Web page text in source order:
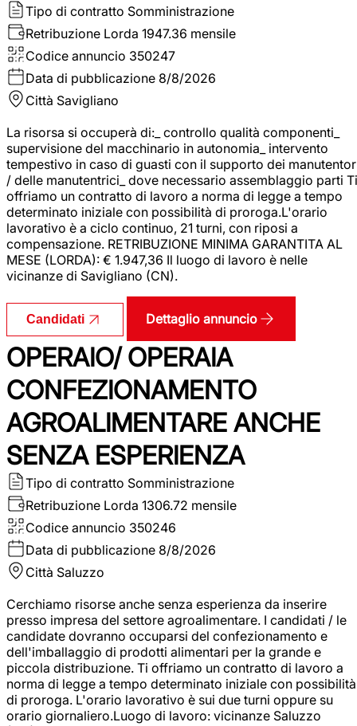
Tipo di contratto Somministrazione
Retribuzione Lorda 1947.36 mensile
Codice annuncio 350247
Data di pubblicazione 8/8/2026
Città Savigliano
La risorsa si occuperà di:_ controllo qualità componenti_
supervisione del macchinario in autonomia_ intervento
tempestivo in caso di guasti con il supporto dei
/ delle manutentrici_ dove necessario assemblaggio parti Ti
offriamo un contratto di lavoro a norma di legge a tempo
determinato iniziale con possibilità di proroga.L'orario
lavorativo è a ciclo continuo, 21 turni, con riposi a
compensazione. RETRIBUZIONE MINIMA GARANTITA AL
MESE (LORDA): € 1.947,36 Il luogo di lavoro è nelle
vicinanze di Savigliano (CN).
Candidati Dettaglio annuncio
OPERAIO/ OPERAIA
CONFEZIONAMENTO
AGROALIMENTARE ANCHE
SENZA ESPERIENZA
Tipo di contratto Somministrazione
Retribuzione Lorda 1306.72 mensile
Codice annuncio 350246
Data di pubblicazione 8/8/2026
Città Saluzzo
Cerchiamo risorse anche senza esperienza da inserire
presso impresa del settore agroalimentare. I candidati / le
candidate dovranno occuparsi del confezionamento e
dell'imballaggio di prodotti alimentari per la grande e
piccola distribuzione. Ti offriamo un contratto di lavoro a
norma di legge a tempo determinato iniziale con possibilità
di proroga. L'orario lavorativo è sui due turni oppure su
orario giornaliero.Luogo di lavoro: vicinanze Saluzzo